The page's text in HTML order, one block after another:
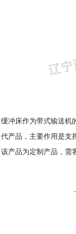
缓冲床作为带式输送机
代产品，主要作用是支
该产品为定制产品，需